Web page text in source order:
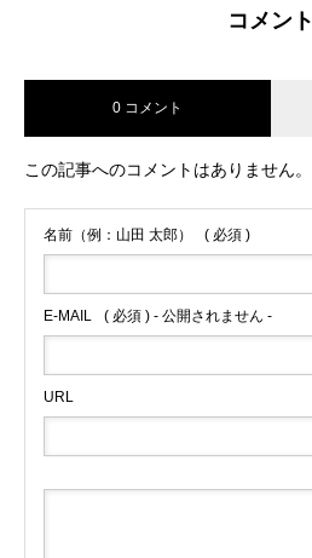
コメント
0 コメント
この記事へのコメントはありません。
名前（例：山田 太郎） ( 必須 )
E-MAIL ( 必須 ) - 公開されません -
URL